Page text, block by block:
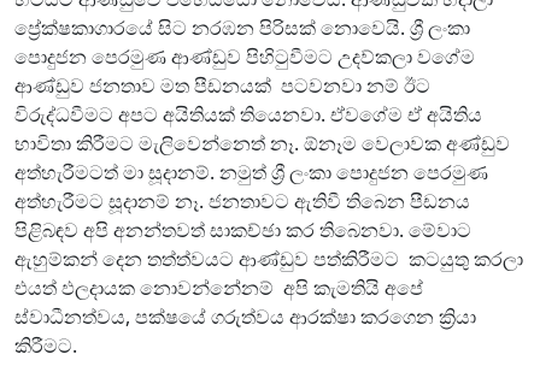
ප්‍රේක්ෂකාගාරයේ සිට නරඹන පිරිසක් නොවෙයි. ශ්‍රී ලංකා
පොදුජන පෙරමුණ ආණ්ඩුව පිහිටුවීමට උදව්කලා වගේම
ආණ්ඩුව ජනතාව මත පීඩනයක් පටවනවා නම් ඊට
විරුද්ධවීමට අපට අයිතියක් තියෙනවා. ඒවගේම ඒ අයිතිය
භාවිතා කිරීමට මැලිවෙන්නෙත් නෑ. ඕනෑම වෙලාවක අණ්ඩුව
අත්හැරීමටත් මා සූදානම්. නමුත් ශ්‍රී ලංකා පොදුජන පෙරමුණ
අත්හැරීමට සූදානම් නෑ. ජනතාවට ඇතිවී තිබෙන පීඩනය
පිළිබඳව අපි අනන්තවත් සාකච්ඡා කර තිබෙනවා. මේවාට
ඇහුම්කන් දෙන තත්ත්වයට ආණ්ඩුව පත්කිරීමට කටයුතු කරලා
එයත් ඵලදායක නොවන්නේනම් අපි කැමතියි අපේ
ස්වාධීනත්වය, පක්ෂයේ ගරුත්වය ආරක්ෂා කරගෙන ක්‍රියා
කිරීමට.